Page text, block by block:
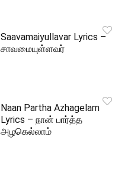
Saavamaiyullavar Lyrics –
சாவமையுள்ளவர்
Naan Partha Azhagelam
Lyrics – நான் பார்த்த
அழகெல்லாம்